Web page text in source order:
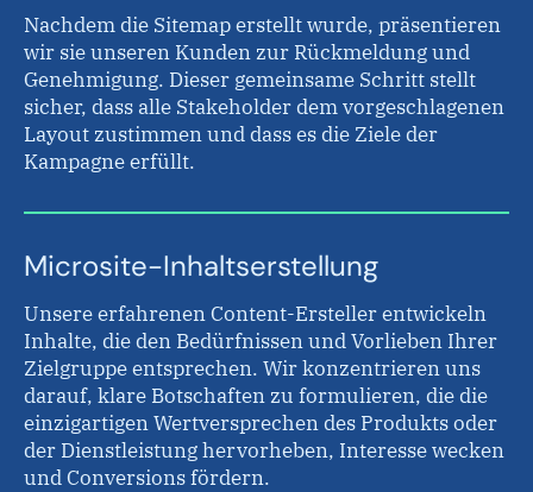
Nachdem die Sitemap erstellt wurde, präsentieren
wir sie unseren Kunden zur Rückmeldung und
Genehmigung. Dieser gemeinsame Schritt stellt
sicher, dass alle Stakeholder dem vorgeschlagenen
Layout zustimmen und dass es die Ziele der
Kampagne erfüllt.
Microsite-Inhaltserstellung
Unsere erfahrenen Content-Ersteller entwickeln
Inhalte, die den Bedürfnissen und Vorlieben Ihrer
Zielgruppe entsprechen. Wir konzentrieren uns
darauf, klare Botschaften zu formulieren, die die
einzigartigen Wertversprechen des Produkts oder
der Dienstleistung hervorheben, Interesse wecken
und Conversions fördern.